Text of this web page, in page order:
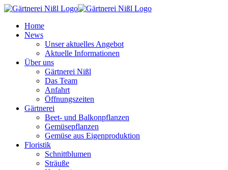
Home
News
Unser aktuelles Angebot
Aktuelle Informationen
Über uns
Gärtnerei Nißl
Das Team
Anfahrt
Öffnungszeiten
Gärtnerei
Beet- und Balkonpflanzen
Gemüsepflanzen
Gemüse aus Eigenproduktion
Floristik
Schnittblumen
Sträuße